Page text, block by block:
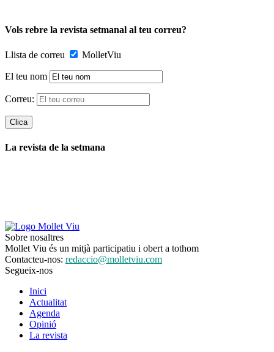
Vols rebre la revista setmanal al teu correu?
Llista de correu MolletViu
El teu nom
Correu:
La revista de la setmana
Sobre nosaltres
Mollet Viu és un mitjà participatiu i obert a tothom
Contacteu-nos: redaccio@molletviu.com
Segueix-nos
Inici
Actualitat
Agenda
Opinió
La revista